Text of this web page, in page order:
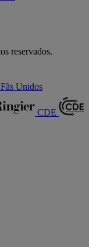
reservados.
Fãs Unidos
CDE